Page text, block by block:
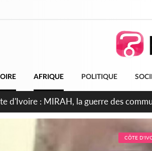
AFRIQUE POLITIQUE
d'Ivoire : Indépendance 2026, Thiam
CÔTE